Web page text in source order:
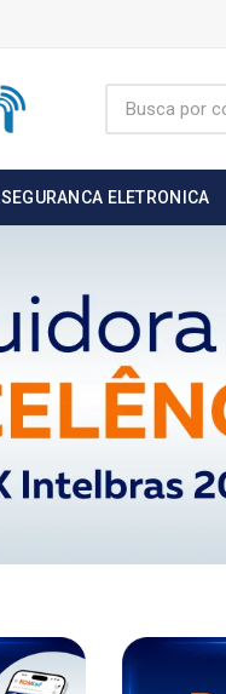
SEGURANCA ELETRONICA